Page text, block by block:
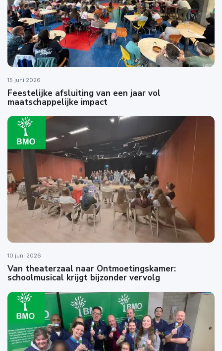
15 juni 2026
Feestelijke afsluiting van een jaar vol
maatschappelijke impact
10 juni 2026
Van theaterzaal naar Ontmoetingskamer:
schoolmusical krijgt bijzonder vervolg